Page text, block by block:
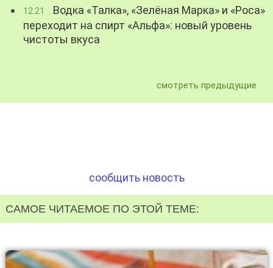
12:21
Водка «Талка», «Зелёная Марка» и «Роса»
переходит на спирт «Альфа»: новый уровень
чистоты вкуса
смотреть предыдущие
сообщить новость
САМОЕ ЧИТАЕМОЕ ПО ЭТОЙ ТЕМЕ: